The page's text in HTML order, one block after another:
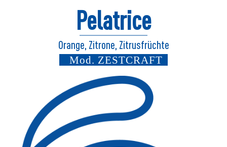
Pelatrice
Orange, Zitrone, Zitrusfrüchte
Mod. ZESTCRAFT